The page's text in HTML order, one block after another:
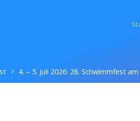
4. – 5. Juli 2026: 28. Schwimmfest